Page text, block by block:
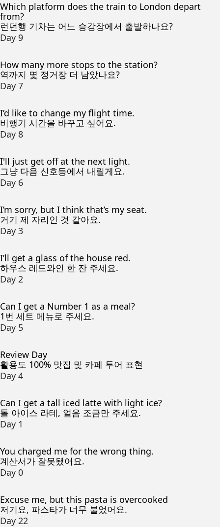
Which platform does the train to London depart
from?
런던행 기차는 어느 승강장에서 출발하나요?
Day 9
How many more stops to the station?
역까지 몇 정거장 더 남았나요?
Day 7
I’d like to change my flight time.
비행기 시간을 바꾸고 싶어요.
Day 8
I'll just get off at the next light.
그냥 다음 신호등에서 내릴게요.
Day 6
I’m sorry, but I think that’s my seat.
거기 제 자리인 것 같아요.
Day 3
I’ll get a glass of the house red.
하우스 레드와인 한 잔 주세요.
Day 2
Can I get a Number 1 as a meal?
1번 세트 메뉴로 주세요.
Day 5
Review Day
활용도 100% 맛집 및 카페 투어 표현
Day 4
Can I get a tall iced latte with light ice?
톨 아이스 라테, 얼음 조금만 주세요.
Day 1
You charged me for the wrong thing.
계산서가 잘못됐어요.
Day 0
Excuse me, but this pasta is overcooked
저기요, 파스타가 너무 불었어요.
Day 22